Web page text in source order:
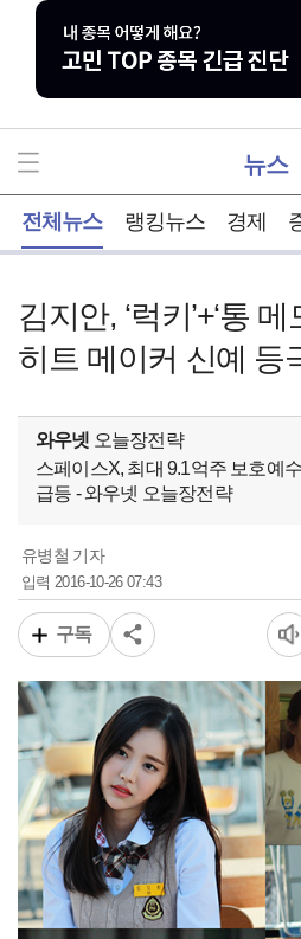
뉴스
전체뉴스 랭킹뉴스 경제
김지안, ‘럭키’+‘통
히트 메이커 신예 등
와우넷 오늘장전략
스페이스X, 최대 9.1억주 보호예
급등 - 와우넷 오늘장전략
유병철 기자
입력2016-10-26 07:43
구독